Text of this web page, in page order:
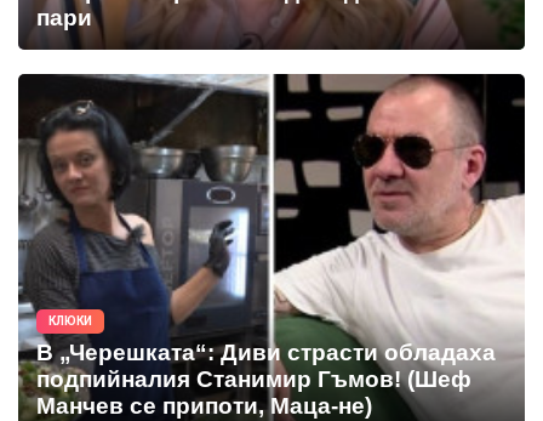
пари
КЛЮКИ
В „Черешката“: Диви страсти обладаха
подпийналия Станимир Гъмов! (Шеф
Манчев се припоти, Маца-не)